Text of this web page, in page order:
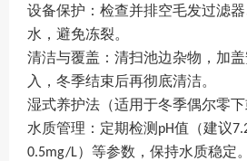
关于
设备保护 ：检查并排空毛发过滤
水，避免冻裂。
清洁与覆盖 ：清扫池边杂物，加
入，冬季结束后再彻底清洁。
湿式养护法（适用于冬季偶尔零下
水质管理 ：定期检测 pH值（建议
0.5mg/L）等参数，保持水质稳定。